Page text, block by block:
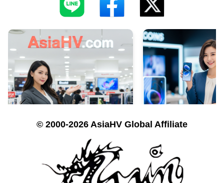
© 2000-2026 AsiaHV Global Affiliate